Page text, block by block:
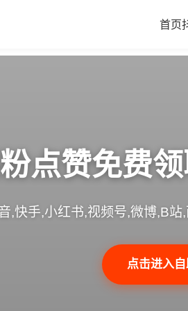
首页
点赞免费
,快手,小红书,视频号,微博,B站
点击进入